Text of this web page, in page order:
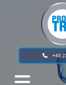
+43